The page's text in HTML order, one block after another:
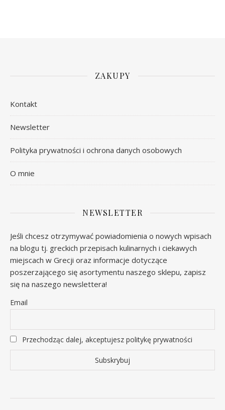
ZAKUPY
Kontakt
Newsletter
Polityka prywatności i ochrona danych osobowych
O mnie
NEWSLETTER
Jeśli chcesz otrzymywać powiadomienia o nowych wpisach
na blogu tj. greckich przepisach kulinarnych i ciekawych
miejscach w Grecji oraz informacje dotyczące
poszerzającego się asortymentu naszego sklepu, zapisz
się na naszego newslettera!
Email
Przechodząc dalej, akceptujesz politykę prywatności